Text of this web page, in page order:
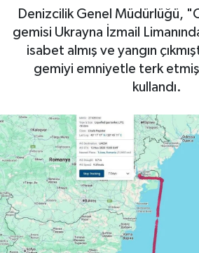
Denizcilik Genel Müdürlüğü,
gemisi Ukrayna İzmail
isabet almış ve yangın
gemiyi emniyetle terk
kullandı.
YAŞAM
ÇEVRE
RESMİ İLANLAR
KÜLTÜR
TURİZM
MAGAZİN
Haber Arşivi